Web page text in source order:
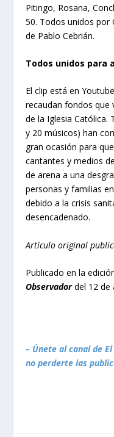
Pitingo, Rosana,
50. Todos unidos por
de Pablo Cebrián.
Todos unidos para
El clip está en
recaudan fondos que
de la Iglesia
y 20 músicos) han
gran ocasión para
cantantes y medios
de arena a una
personas y familias
debido a la crisis
desencadenado.
Artículo original
Publicado en la
Observadordel 12 de
– Únete al canal de
no perderte las